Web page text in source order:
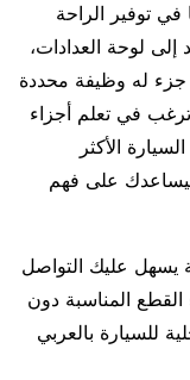
في توفير الراحة
إلى لوحة العدادات،
جزء له وظيفة محددة
في تعلم أجزاء
الأكثر
على فهم
يسهل عليك التواصل
المناسبة دون
للسيارة بالعربي